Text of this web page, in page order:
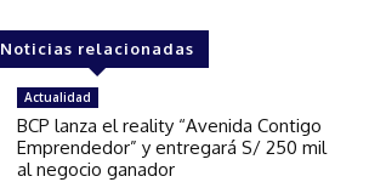
Noticias relacionadas
Actualidad
BCP lanza el reality “Avenida Contigo
Emprendedor” y entregará S/ 250 mil
al negocio ganador